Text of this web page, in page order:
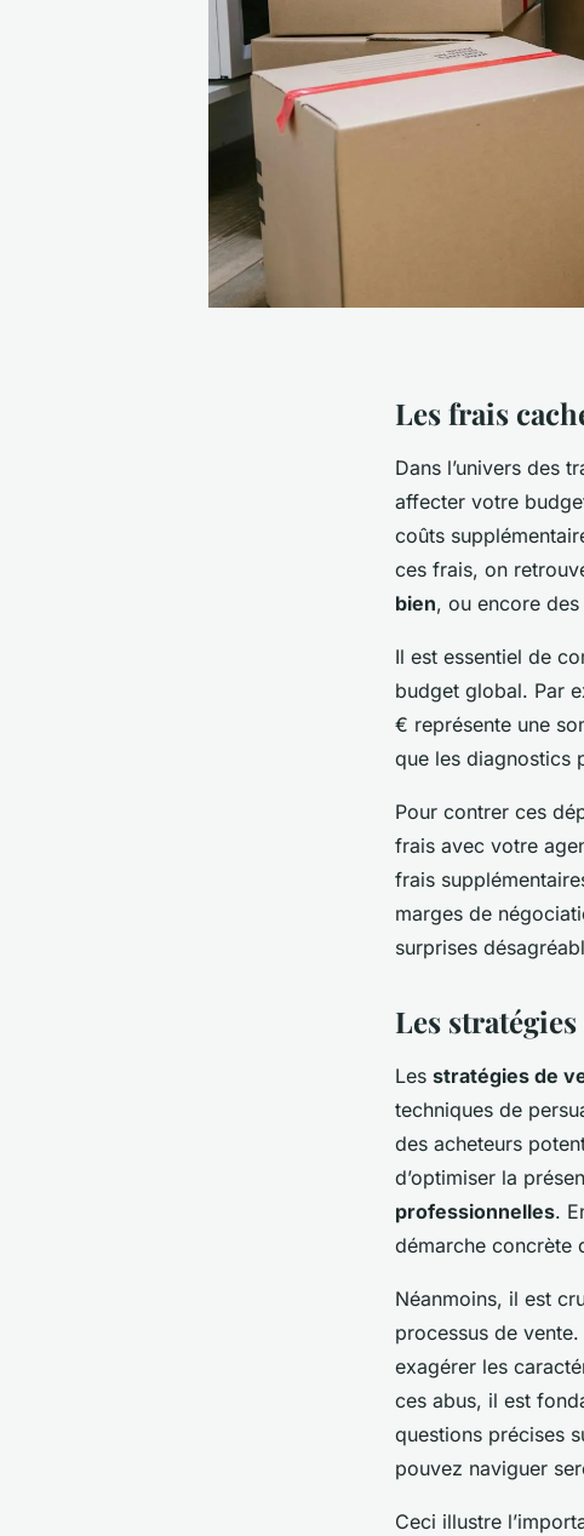
Les frais
Dans l’univers des
affecter votre
coûts
ces frais, on
bien, ou encore
Il est essentiel de
budget global. Par
€ représente une
que les diagnostics
Pour contrer ces
frais avec votre
frais
marges de
surprises
Les
Les stratégies de
techniques de
des acheteurs
d’optimiser la
professionnelles.
démarche concrète
Néanmoins, il est
processus de
exagérer les
ces abus, il est
questions précises
pouvez naviguer
Ceci illustre